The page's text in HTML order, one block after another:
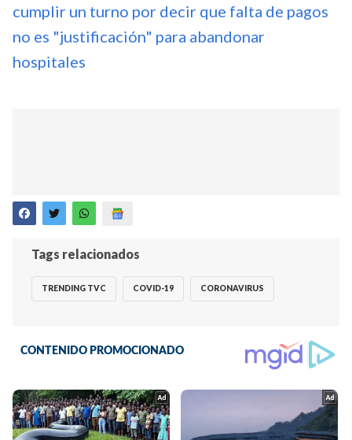
cumplir un turno por decir que falta de pagos
no es "justificación" para abandonar
hospitales
Tags relacionados
TRENDING TVC COVID-19 CORONAVIRUS